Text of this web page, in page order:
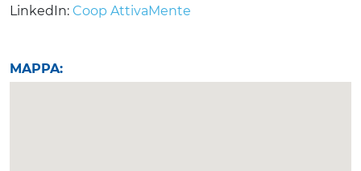
LinkedIn: Coop AttivaMente
MAPPA: